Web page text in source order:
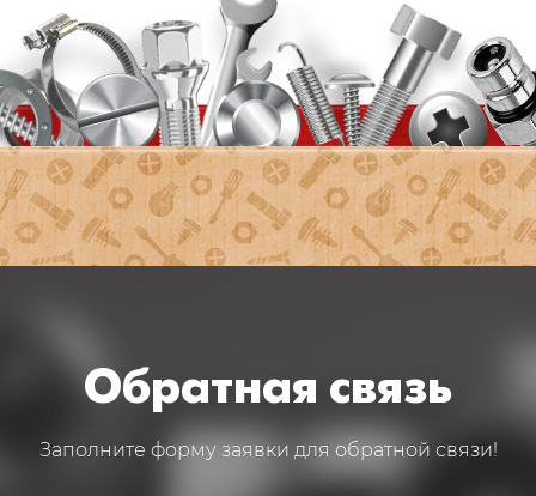
Обратная связь
Заполните форму заявки для обратной связи!